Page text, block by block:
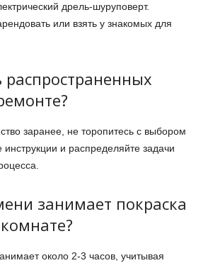
дрель-шуруповерт.
или взять у знакомых для
распространенных
заранее, не торопитесь с выбором
и распределяйте задачи
занимает покраска
около 2-3 часов, учитывая